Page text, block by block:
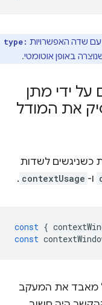
עם שדה האפשרויות type:
באופן אוטומטי.
ידי מתן
את המודל
כשניגשים לשדות
ו- contextUsage
.
const {
const
מאבד את המעקב